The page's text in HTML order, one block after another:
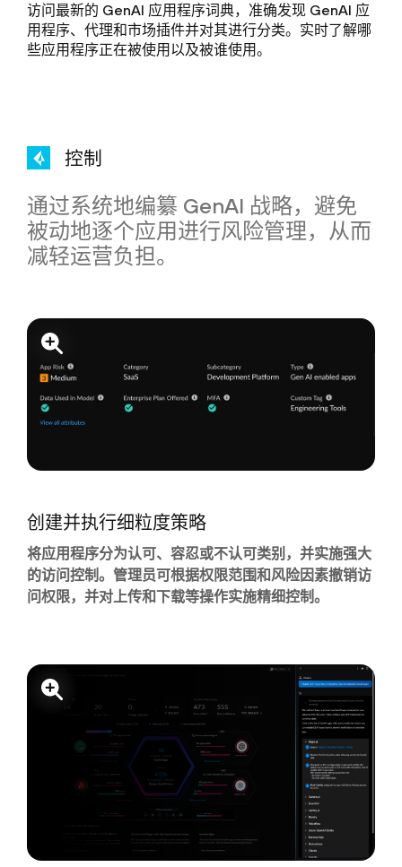
访问最新的 GenAI 应用程序词典，准确发现 GenAI 应
用程序、代理和市场插件并对其进行分类。实时了解哪
些应用程序正在被使用以及被谁使用。
控制
通过系统地编纂 GenAI 战略，避免
被动地逐个应用进行风险管理，从而
减轻运营负担。
创建并执行细粒度策略
将应用程序分为认可、容忍或不认可类别，并实施强大
的访问控制。管理员可根据权限范围和风险因素撤销访
问权限，并对上传和下载等操作实施精细控制。